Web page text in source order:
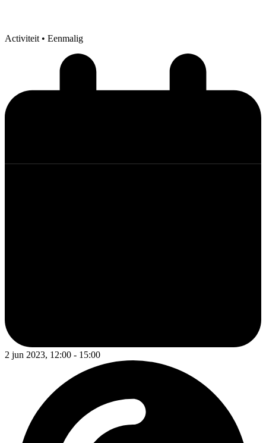
Activiteit • Eenmalig
2 jun 2023, 12:00 - 15:00